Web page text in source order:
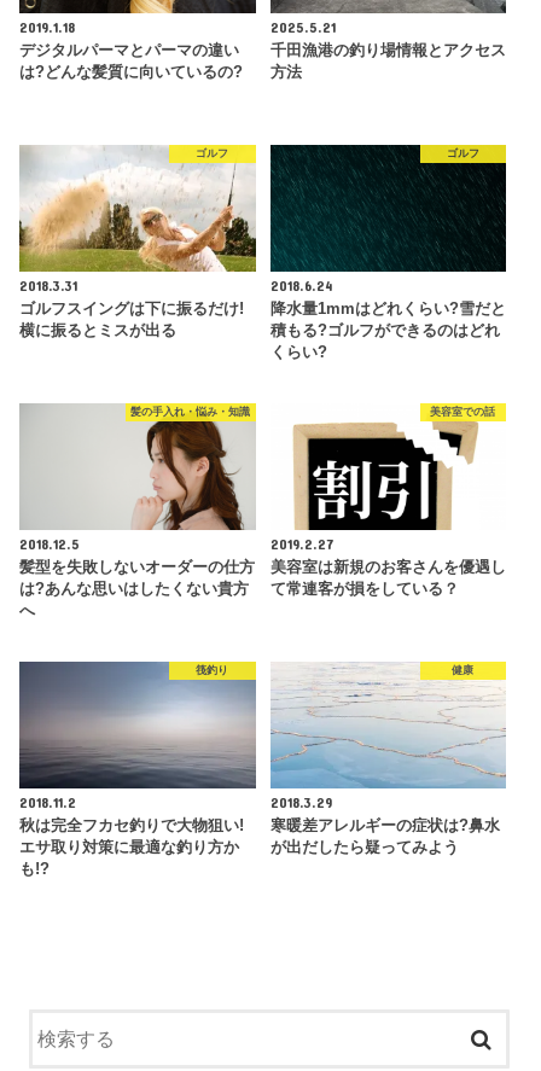
2019.1.18
デジタルパーマとパーマの違い
は?どんな髪質に向いているの?
2025.5.21
千田漁港の釣り場情報とアクセス
方法
ゴルフ
2018.3.31
ゴルフスイングは下に振るだけ!
横に振るとミスが出る
ゴルフ
2018.6.24
降水量1mmはどれくらい?雪だと
積もる?ゴルフができるのはどれ
くらい?
髪の手入れ・悩み・知識
2018.12.5
髪型を失敗しないオーダーの仕方
は?あんな思いはしたくない貴方
へ
美容室での話
2019.2.27
美容室は新規のお客さんを優遇し
て常連客が損をしている？
筏釣り
2018.11.2
秋は完全フカセ釣りで大物狙い!
エサ取り対策に最適な釣り方か
も!?
健康
2018.3.29
寒暖差アレルギーの症状は?鼻水
が出だしたら疑ってみよう